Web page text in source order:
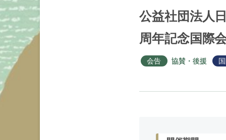
公益社団法人
周年記念国際
会告 協賛・後援